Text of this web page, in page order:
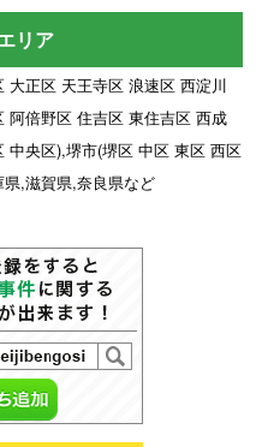
リア
大正区 天王寺区 浪速区 西淀川
阿倍野区 住吉区 東住吉区 西成
央区),堺市(堺区 中区 東区 西区
,滋賀県,奈良県など